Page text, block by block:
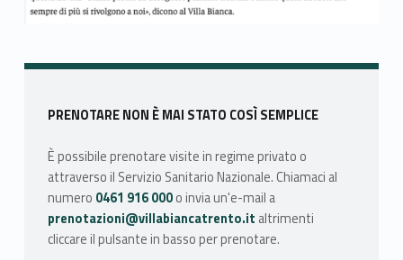
Sidebar
PRENOTARE NON È MAI STATO COSÌ SEMPLICE
È possibile prenotare visite in regime privato o
attraverso il Servizio Sanitario Nazionale. Chiamaci al
numero 0461 916 000o invia un'e-mail a
prenotazioni@villabiancatrento.it altrimenti
cliccare il pulsante in basso per prenotare.